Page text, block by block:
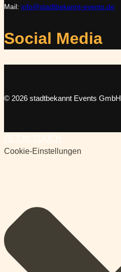
Mail: info@stadtbekannt-events.de
Social Media
© 2026 stadtbekannt Events
GET IN TOUCH
Cookie-Einstellungen